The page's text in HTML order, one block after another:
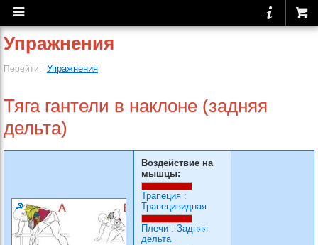
Упражнения
Перейти: Упражнения
Тяга гантели в наклоне (задняя
дельта)
Воздействие на
мышцы:
Трапеция :
Трапецивидная
Плечи : Задняя
дельта